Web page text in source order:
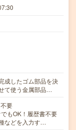
成したゴム部品を決
て使う金属部品…
要
もOK！履歴書不要
などを入力す…